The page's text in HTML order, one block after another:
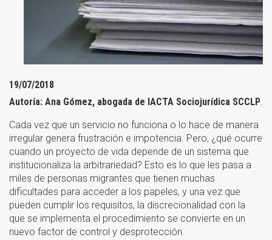
19/07/2018
Autoría: Ana Gómez​, abogada de IACTA Sociojurídica SCCLP
Cada vez que un servicio no funciona o lo hace de manera
irregular genera frustración e impotencia. Pero, ¿qué ocurre
cuando un proyecto de vida depende de un sistema que
institucionaliza la arbitrariedad? Esto es lo que les pasa a
miles de personas migrantes que tienen muchas
dificultades para acceder a los papeles, y una vez que
pueden cumplir los requisitos, la discrecionalidad con la
que se implementa el procedimiento se convierte en un
nuevo factor de control y desprotección.